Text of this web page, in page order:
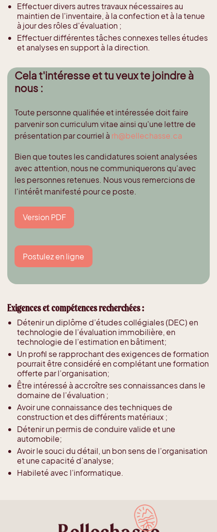
Effectuer divers autres travaux nécessaires au
maintien de l'inventaire, à la confection et à la tenue
à jour des rôles d'évaluation ;
Effectuer différentes tâches connexes telles études
et analyses en support à la direction.
Cela t'intéresse et tu veux te joindre à
nous :
Toute personne qualifiée et intéressée doit faire
parvenir son curriculum vitae ainsi qu'une lettre de
présentation par courriel à rh@bellechasse.ca
Bien que toutes les candidatures soient analysées
avec attention, nous ne communiquerons qu'avec
les personnes retenues. Nous vous remercions de
l'intérêt manifesté pour ce poste.
Version PDF
Postulez en ligne
Exigences et compétences recherchées :
Détenir un diplôme d’études collégiales (DEC) en
technologie de l’évaluation immobilière, en
technologie de l’estimation en bâtiment;
Un profil se rapprochant des exigences de formation
pourrait être considéré en complétant une formation
offerte par l’organisation;
Être intéressé à accroître ses connaissances dans le
domaine de l’évaluation ;
Avoir une connaissance des techniques de
construction et des différents matériaux ;
Détenir un permis de conduire valide et une
automobile;
Avoir le souci du détail, un bon sens de l’organisation
et une capacité d’analyse;
Habileté avec l’informatique.